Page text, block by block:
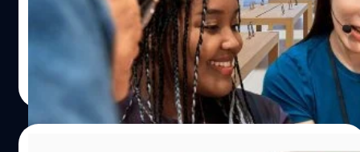
ลำบาก ประเทศผู้ผลิตนิโอเบียมรายใหญ่ที่สุดคือ บราซิล ซึ่งมี
สัดส่วนการผลิตถึง 90% ของโลก นอกจากนี้ บราซิลยังมีแหล่ง
แร่โคลแทนจำนวนมาก และเป็นผู้ผลิตแทนทาลัมรายใหญ่
อันดับ 3 ของโลกเลยทีเดียว ส่วนประเทศที่ผลิตแทนทาลัมได้
มากที่สุดคือ สาธารณรัฐประชาธิปไตยคองโก ตามมาด้วย
สาธารณรัฐรวันดา ซึ่งเป็นประเทศเพื่อนบ้าน โดยทั้งสอง
ประเทศนี้ แร่โคลแทนจะถูกขุดโดยคนงานเหมืองท้องถิ่นเป็น
จำนวนมาก เพื่อแลกมาซึ่งสมาร์ตโฟนรุ่นใหม่ล่าสุด สาวก
iPhone ที่แท้จริงส่วนใหญ่ก็จะเปลี่ยนกันทุก ๆ ปีอยู่แล้ว หรือ
บางคนมีการย้ายจาก Android มาเป็น iPhone ก็มี แต่อาจจะ
ด้วยปัจจัยหลาย ๆ อย่างที่ทำให้ตัดสินใจเปลี่ยนเครื่องหรือ
ย้ายค่าย ก็มาจากเหตุผลส่วนตัวของแต่ละคนทั้งนั้น แต่วันนี้
BT beartai จะพาทุกคนไปเจาะลึกดูว่า แท้จริงแล้วคนใช้
อมลวรรณ ศรัทธานนท์| 326 days ago